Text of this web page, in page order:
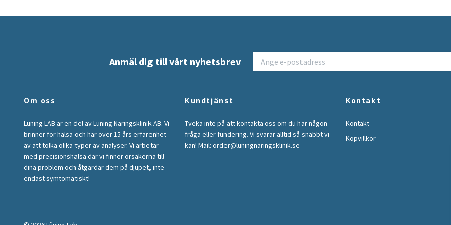
Anmäl dig till vårt nyhetsbrev
Om oss
Lüning LAB är en del av Lüning Näringsklinik AB. Vi
brinner för hälsa och har över 15 års erfarenhet
av att tolka olika typer av analyser. Vi arbetar
med precisionshälsa där vi finner orsakerna till
dina problem och åtgärdar dem på djupet, inte
endast symtomatiskt!
Kundtjänst
Tveka inte på att kontakta oss om du har någon
fråga eller fundering. Vi svarar alltid så snabbt vi
kan! Mail: order@luningnaringsklinik.se
Kontakt
Kontakt
Köpvillkor